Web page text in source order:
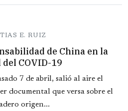
E. RUIZ
de China en la
COVID-19
7 de abril, salió al aire el
documental que versa sobre el
origen...